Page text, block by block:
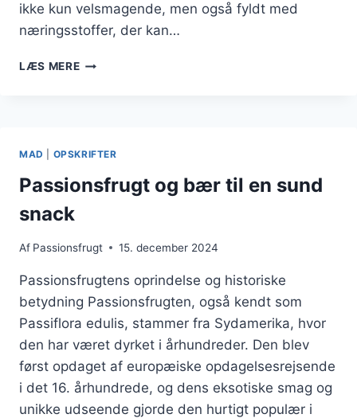
ikke kun velsmagende, men også fyldt med
næringsstoffer, der kan…
LÆS MEREPASSIONSFRUGT
DAGEN
MAD OPSKRIFTER
Passionsfrugt og bær til en sund
snack
Af Passionsfrugt 15. december 2024
Passionsfrugtens oprindelse og historiske
betydning Passionsfrugten, også kendt som
Passiflora edulis, stammer fra Sydamerika, hvor
den har været dyrket i århundreder. Den blev
først opdaget af europæiske opdagelsesrejsende
i det 16. århundrede, og dens eksotiske smag og
unikke udseende gjorde den hurtigt populær i